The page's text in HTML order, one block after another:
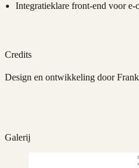
Integratieklare front-end voor e-
Credits
Design en ontwikkeling door
Galerij